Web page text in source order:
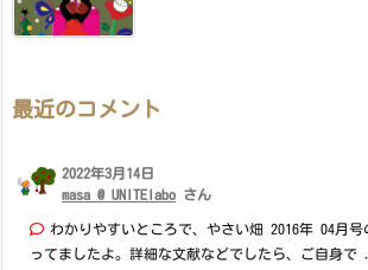
最近のコメント
2022年3月14日
masa @ UNITElabo さん
わかりやすいところで、やさい畑 2016年 04月
ってましたよ。詳細な文献などでしたら、ご自身で